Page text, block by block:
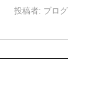
投稿者: ブログ